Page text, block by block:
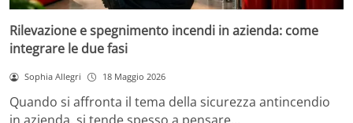
Rilevazione e spegnimento incendi in azienda: come
integrare le due fasi
Sophia Allegri 18 Maggio 2026
Quando si affronta il tema della sicurezza antincendio